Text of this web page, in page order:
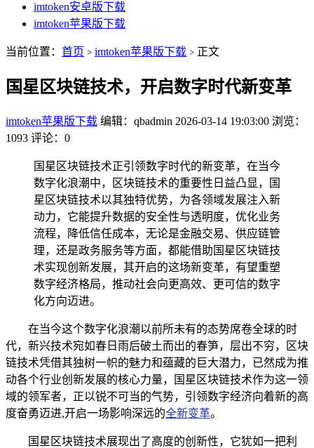
imtoken安卓版下载
imtoken苹果版下载
当前位置： 首页 > imtoken苹果版下载 > 正文
国星区块链技术，开启数字时代新变革
imtoken苹果版下载 编辑：qbadmin 2026-03-14 19:03:00 浏览：
1093 评论：0
国星区块链技术正引领数字时代的新变革，在当今
数字化浪潮中，区块链技术的重要性日益凸显，国
星区块链技术以其独特优势，为各领域发展注入新
动力，它能提升数据的安全性与透明度，优化业务
流程，降低信任成本，无论是金融交易、供应链管
理，还是政务服务等方面，都能借助国星区块链技
术实现创新发展，其开启的这场新变革，有望重塑
数字经济格局，推动社会向更高效、更可信的数字
化方向迈进。
在当今这个数字化浪潮以前所未有的态势席卷全球的时
代，新兴技术宛如春日雨后破土而出的春笋，层出不穷，区块
链技术凭借其独树一帜的魅力和蕴藏的巨大潜力，已然成为推
动各个行业创新发展的核心力量，国星区块链技术作为这一领
域的领军者，正以锐不可当的气势，引领数字经济向着新的高
度奋勇迈进,开启一场影响深远的全新变革。
国星区块链技术展现出了高度的创新性，它犹如一把利